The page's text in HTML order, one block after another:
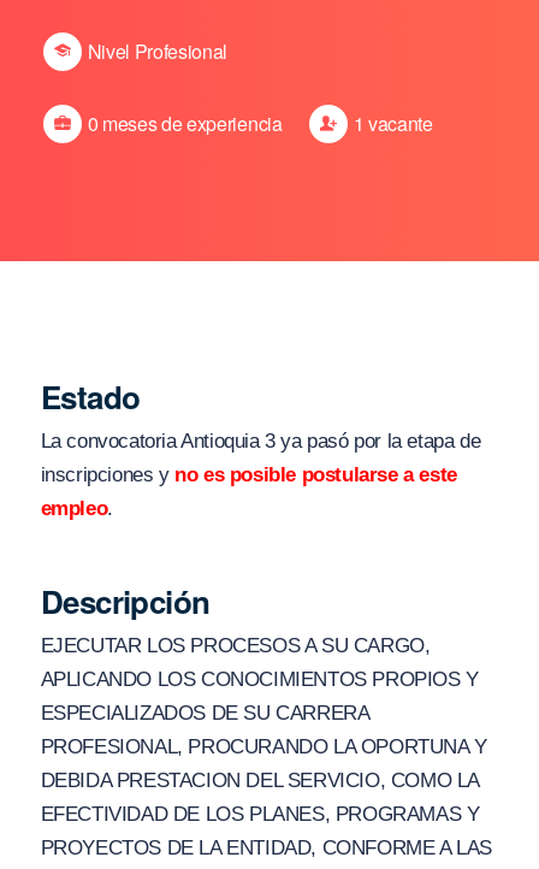
Nivel Profesional
0 meses de experiencia 1 vacante
Estado
La convocatoria Antioquia 3 ya pasó por la etapa de
inscripciones y no es posible postularse a este
empleo.
Descripción
EJECUTAR LOS PROCESOS A SU CARGO,
APLICANDO LOS CONOCIMIENTOS PROPIOS Y
ESPECIALIZADOS DE SU CARRERA
PROFESIONAL, PROCURANDO LA OPORTUNA Y
DEBIDA PRESTACION DEL SERVICIO, COMO LA
EFECTIVIDAD DE LOS PLANES, PROGRAMAS Y
PROYECTOS DE LA ENTIDAD, CONFORME A LAS